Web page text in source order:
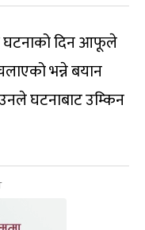
घटनाको दिन आफूले
भन्ने बयान
घटनाबाट उम्किन